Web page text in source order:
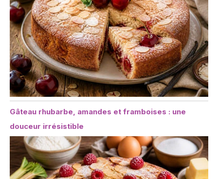
Gâteau rhubarbe, amandes et framboises : une
douceur irrésistible